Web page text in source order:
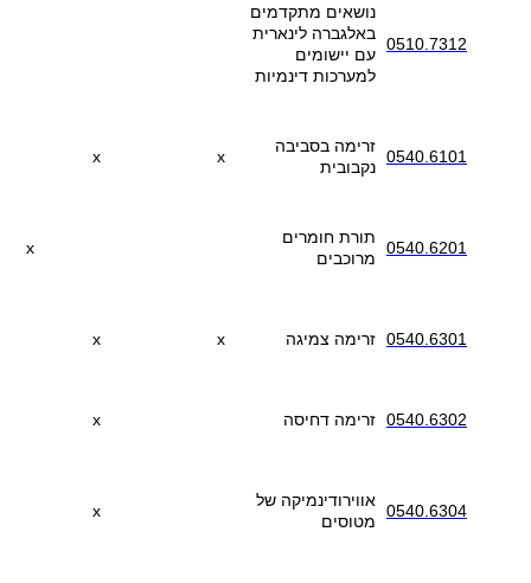
0510.7312
נושאים מתקדמים
באלגברה לינארית
עם יישומים
למערכות דינמיות
0540.6101
זרימה בסביבה
נקבובית
x
x
0540.6201
תורת חומרים
מרוכבים
x
0540.6301 זרימה צמיגה x
x
0540.6302 זרימה דחיסה x
0540.6304
אווירודינמיקה של
מטוסים
x